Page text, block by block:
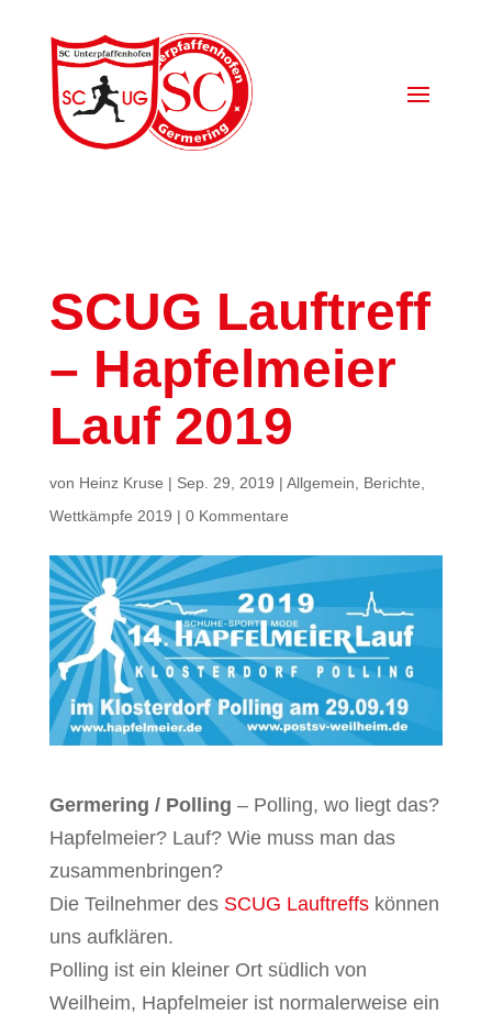
SCUG Lauftreff
– Hapfelmeier
Lauf 2019
von Heinz Kruse | Sep. 29, 2019 | Allgemein Berichte
Wettkämpfe 2019 | 0 Kommentare
Germering / Polling – Polling, wo liegt das?
Hapfelmeier? Lauf? Wie muss man das
zusammenbringen?
Die Teilnehmer des SCUG Lauftreffskönnen
uns aufklären.
Polling ist ein kleiner Ort südlich von
Weilheim, Hapfelmeier ist normalerweise ein